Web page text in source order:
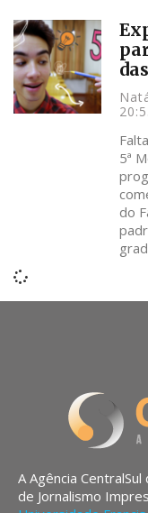
5ª
do
A Agência
de Jornalismo